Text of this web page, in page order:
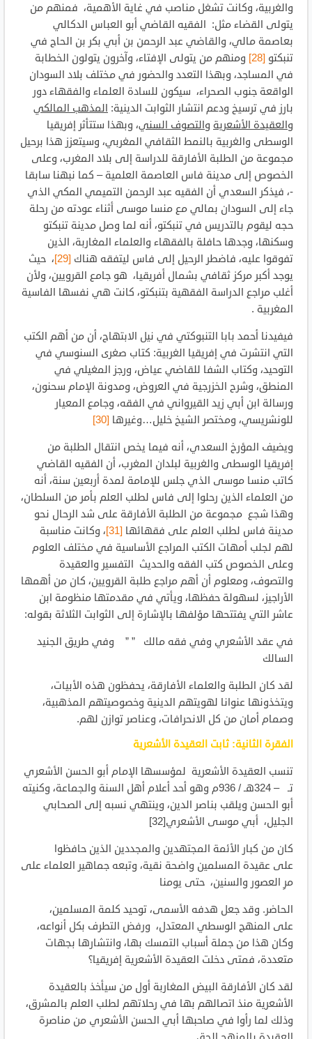
والغربية، وكانت تشغل مناصب في غاية الأهمية، فمنهم من
يتولى القضاء مثل: الفقيه القاضي أبو العباس الدكالي
بعاصمة مالي، والقاضي عبد الرحمن بن أبي بكر بن الحاج في
تنبكتو [28]
ومنهم من يتولى الإفتاء، وآخرون يتولون الخطابة
في المساجد، وبهذا التعدد والحضور في مختلف بلاد السودان
الواقعة جنوب الصحراء، سيكون للسادة العلماء والفقهاء دور
بارز في ترسيخ ودعم انتشار الثوابت الدينية: المذهب المالكي
والعقيدة الأشعرية والتصوف السني، وبهذا ستتأثر إفريقيا
الوسطى والغربية بالنمط الثقافي المغربي، وسيتعزز هذا برحيل
مجموعة من الطلبة الأفارقة للدراسة إلى بلاد المغرب، وعلى
الخصوص إلى مدينة فاس العاصمة العلمية – كما نبهنا سابقا
-، فيذكر السعدي أن الفقيه عبد الرحمن التميمي المكي الذي
جاء إلى السودان بمالي مع منسا موسى أثناء عودته من رحلة
حجه ليقوم بالتدريس في تنبكتو، أنه لما وصل مدينة تنبكتو
وسكنها، وجدها حافلة بالفقهاء والعلماء المغاربة، الذين
تفوقوا عليه، فاضطر الرحيل إلى فاس ليتفقه هناك [29]
، حيث
يوجد أكبر مركز ثقافي بشمال أفريقيا، هو جامع القرويين، ولأن
أغلب مراجع الدراسة الفقهية بتنبكتو، كانت هي نفسها الفاسية
المغربية .
فيفيدنا أحمد بابا التنبوكتي في نيل الابتهاج، أن من أهم الكتب
التي انتشرت في إفريقيا الغربية: كتاب صغرى السنوسي في
التوحيد، وكتاب الشفا للقاضي عياض، ورجز المغيلي في
المنطق، وشرح الخزرجية في العروض، ومدونة الإمام سحنون،
ورسالة ابن أبي زيد القيرواني في الفقه، وجامع المعيار
للونشريسي، ومختصر الشيخ خليل…وغيرها [30]
ويضيف المؤرخ السعدي، أنه فيما يخص انتقال الطلبة من
إفريقيا الوسطى والغربية لبلدان المغرب، أن الفقيه القاضي
كاتب منسا موسى الذي جلس للإمامة لمدة أربعين سنة، أنه
من العلماء الذين رحلوا إلى فاس لطلب العلم بأمر من السلطان،
وهذا شجع مجموعة من الطلبة الأفارقة على شد الرحال نحو
مدينة فاس لطلب العلم على فقهائها [31]
، وكانت مناسبة
لهم لجلب أمهات الكتب المراجع الأساسية في مختلف العلوم
وعلى الخصوص كتب الفقه والحديث التفسير والعقيدة
والتصوف، ومعلوم أن أهم مراجع طلبة القرويين، كان من أهمها
الأراجيز، لسهولة حفظها، ويأتي في مقدمتها منظومة ابن
عاشر التي يفتتحها مؤلفها بالإشارة إلى الثوابت الثلاثة بقوله:
في عقد الأشعري وفي فقه مالك ” ” وفي طريق الجنيد
السالك
لقد كان الطلبة والعلماء الأفارقة، يحفظون هذه الأبيات،
ويتخذونها عنوانا لهويتهم الدينية وخصوصيتهم المذهبية،
وصمام أمان من كل الانحرافات، وعناصر توازن لهم.
الفقرة الثانية: ثابت العقيدة الأشعرية
تنسب العقيدة الأشعرية لمؤسسها الإمام أبو الحسن الأشعري
تـ – 324هـ / 936م وهو أحد أعلام أهل السنة والجماعة، وكنيته
أبو الحسن ويلقب بناصر الدين، وينتهي نسبه إلى الصحابي
الجليل، أبي موسى الأشعري[32]
كان من كبار الأئمة المجتهدين والمجددين الذين حافظوا
على عقيدة المسلمين واضحة نقية، وتبعه جماهير العلماء على
مرِ العصور والسنين، حتى يومنا
الحاضر. وقد جعل هدفه الأسمى، توحيد كلمة المسلمين،
على المنهج الوسطي المعتدل، ورفض التطرف بكل أنواعه،
وكان هذا من جملة أسباب التمسك بها، وانتشارها بجهات
متعددة، فمتى دخلت العقيدة الأشعرية إفريقيا؟
لقد كان الأفارقة البيض المغاربة أول من سيأخذ بالعقيدة
الأشعرية منذ اتصالهم بها في رحلاتهم لطلب العلم بالمشرق،
وذلك لما رأوا في صاحبها أبي الحسن الأشعري من مناصرة